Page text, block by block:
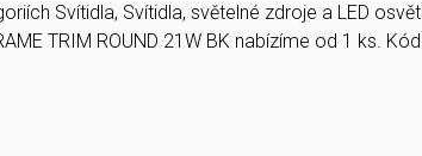
Svítidla, Svítidla, světelné zdroje a LED
TRIM ROUND 21W BK nabízíme od 1 ks. Kód